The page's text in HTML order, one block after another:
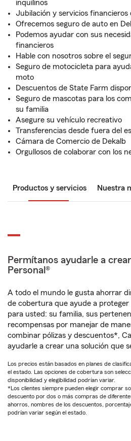
inquilinos
Jubilación y servicios financieros
Ofrecemos seguro de auto en
Podemos ayudar con sus
financieros
Hable con nosotros sobre el
Seguro de motocicleta para
moto
Descuentos de State Farm
Seguro de mascotas para los
su familia
Asegure su vehículo recreativo
Transferencias desde fuera del
Cámara de Comercio de Dekalb
Orgullosos de colaborar con los
Productos y servicios Nuestra
Permítanos ayudarle a
Personal®
A todo el mundo le gusta ahorrar
de cobertura que ayude a
para usted: su familia, sus
recompensas por manejar de
combinar pólizas y descuentos*,
ayudarle a crear una solución que
Los precios están basados en planes de
el estado. Las opciones de cobertura son
disponibilidad y elegibilidad podrían variar.
*Los clientes siempre pueden elegir comprar
descuento por dos o más compras de
ahorros, nombres de los descuentos,
podrían variar según el estado.